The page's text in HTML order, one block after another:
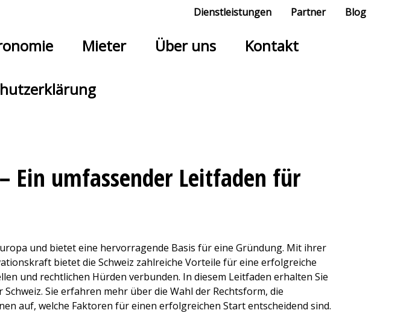
Dienstleistungen Partner Blog
Mieter Über uns Kontakt
Ein umfassender Leitfaden für
und bietet eine hervorragende Basis für eine Gründung. Mit ihrer
bietet die Schweiz zahlreiche Vorteile für eine erfolgreiche
und rechtlichen Hürden verbunden. In diesem Leitfaden erhalten Sie
Sie erfahren mehr über die Wahl der Rechtsform, die
auf, welche Faktoren für einen erfolgreichen Start entscheidend sind.